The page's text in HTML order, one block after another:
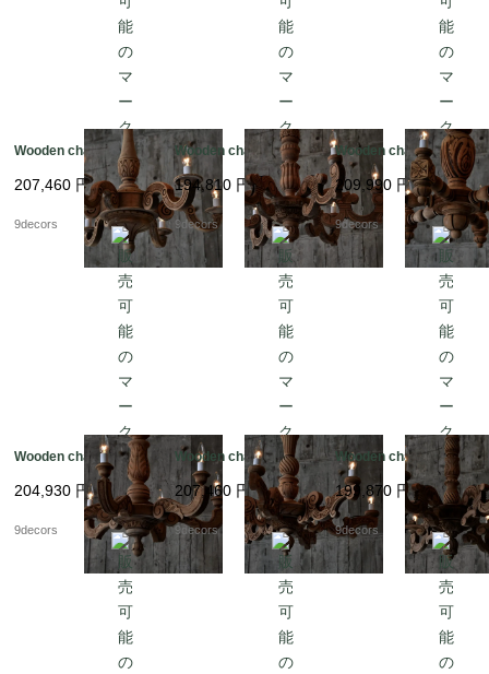
Wooden chandelier
207,460 円
9decors
Wooden chandelier
194,810 円
9decors
Wooden chandelier
209,990 円
9decors
Wooden chandelier
204,930 円
9decors
Wooden chandelier
207,460 円
9decors
Wooden chandelier
199,870 円
9decors